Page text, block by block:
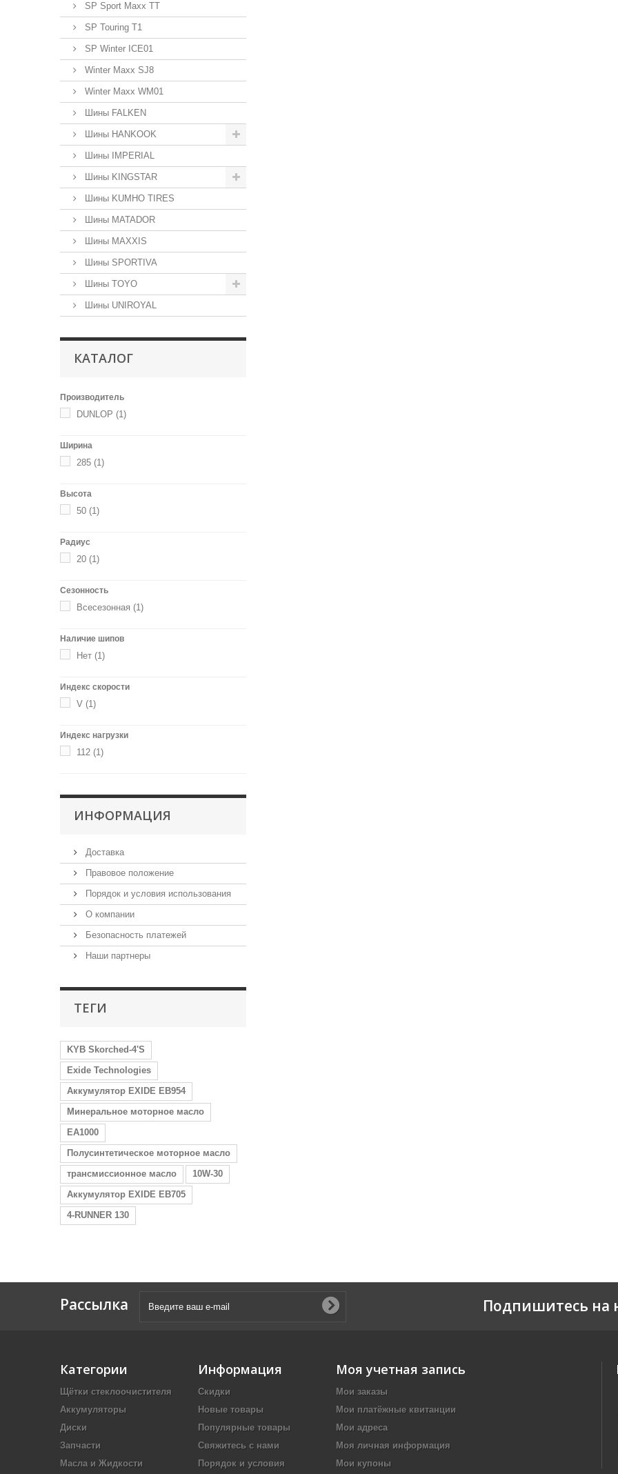
SP Sport Maxx TT
SP Touring T1
SP Winter ICE01
Winter Maxx SJ8
Winter Maxx WM01
Шины FALKEN
Шины HANKOOK
Шины IMPERIAL
Шины KINGSTAR
Шины KUMHO TIRES
Шины MATADOR
Шины MAXXIS
Шины SPORTIVA
Шины TOYO
Шины UNIROYAL
КАТАЛОГ
Производитель
DUNLOP (1)
Ширина
285 (1)
Высота
50 (1)
Радиус
20 (1)
Сезонность
Всесезонная (1)
Наличие шипов
Нет (1)
Индекс скорости
V (1)
Индекс нагрузки
112 (1)
ИНФОРМАЦИЯ
Доставка
Правовое положение
Порядок и условия использования
О компании
Безопасность платежей
Наши партнеры
ТЕГИ
KYB Skorched-4'S
Exide Technologies
Аккумулятор EXIDE EB954
Минеральное моторное масло
EA1000
Полусинтетическое моторное масло
трансмиссионное масло
10W-30
Аккумулятор EXIDE EB705
4-RUNNER 130
Рассылка Подпишитесь на
Категории
Щётки стеклоочистителя
Аккумуляторы
Диски
Запчасти
Масла и Жидкости
Информация
Скидки
Новые товары
Популярные товары
Свяжитесь с нами
Порядок и условия
Моя учетная запись
Мои заказы
Мои платёжные квитанции
Мои адреса
Моя личная информация
Мои купоны